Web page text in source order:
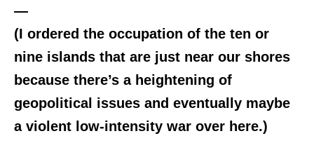
—
(I ordered the occupation of the ten or
nine islands that are just near our shores
because there’s a heightening of
geopolitical issues and eventually maybe
a violent low-intensity war over here.)